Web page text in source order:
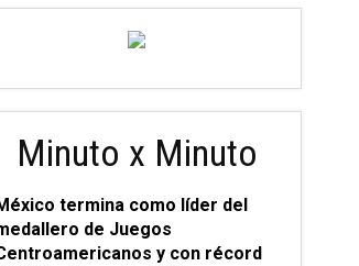
Minuto x Minuto
termina como líder del
de Juegos
y con récord